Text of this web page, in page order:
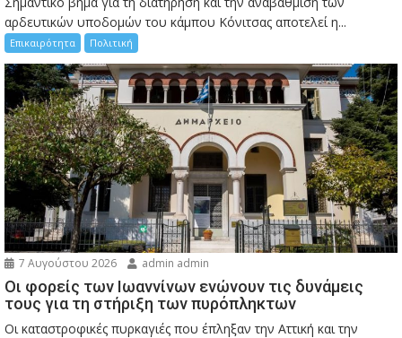
αρδευτικών υποδομών του κάμπου Κόνιτσας αποτελεί η...
Επικαιρότητα Πολιτική
7 Αυγούστου 2026 admin admin
Οι φορείς των Ιωαννίνων ενώνουν τις δυνάμεις
τους για τη στήριξη των πυρόπληκτων
Οι καταστροφικές πυρκαγιές που έπληξαν την Αττική και την